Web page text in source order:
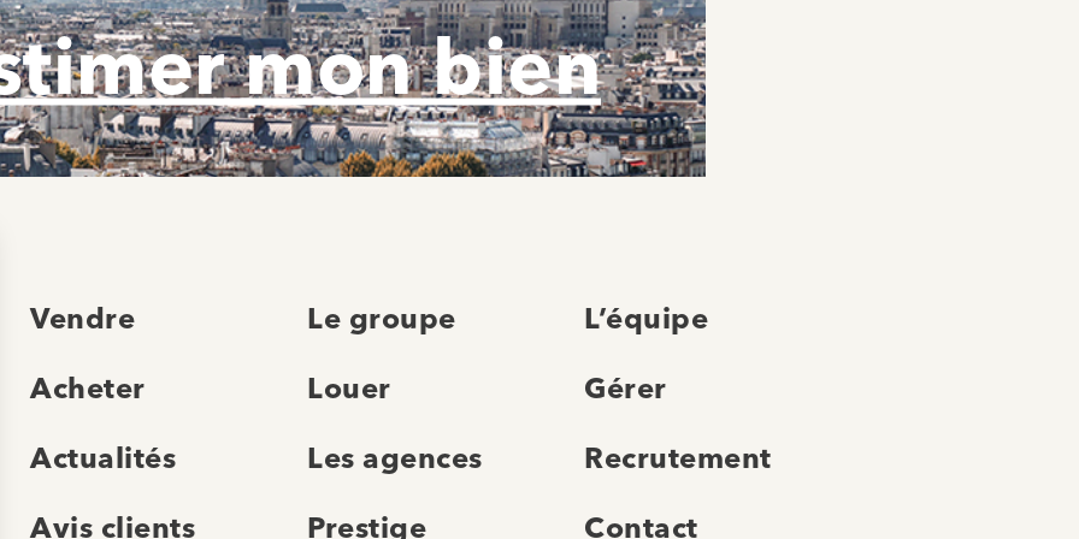
mon bien
Vendre Le groupe L’équipe
Acheter Louer Gérer
Actualités Les agences Recrutement
Avis clients Prestige Contact